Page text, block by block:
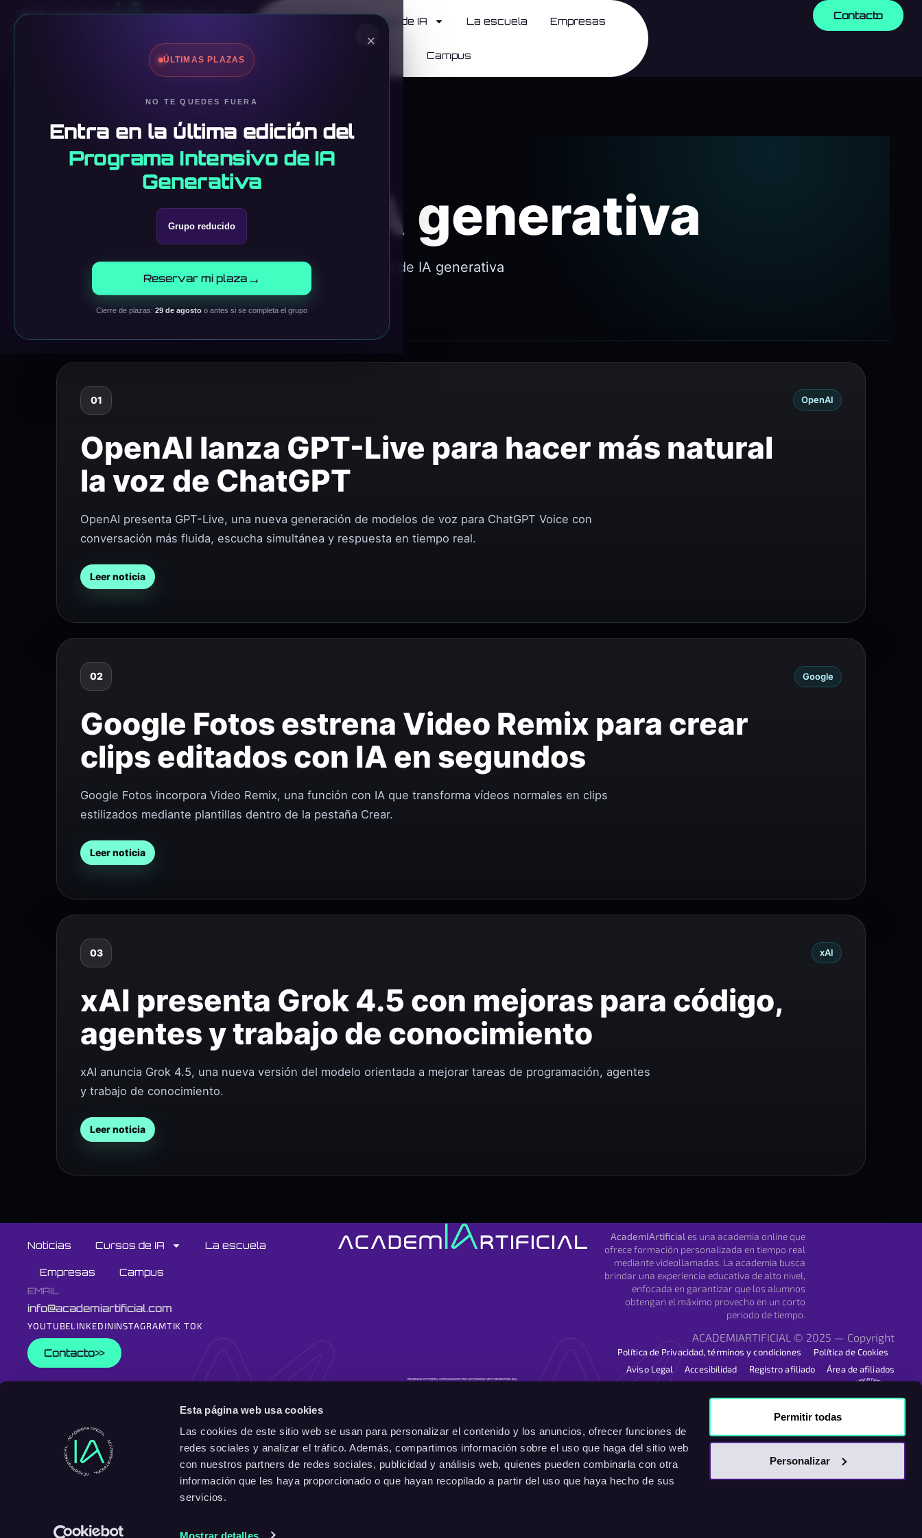
Esta página web usa cookies
Las cookies de este sitio web se usan para personalizar el contenido y los anuncios, ofrecer funciones de
redes sociales y analizar el tráfico. Además, compartimos información sobre el uso que haga del sitio web
con nuestros partners de redes sociales, publicidad y análisis web, quienes pueden combinarla con otra
información que les haya proporcionado o que hayan recopilado a partir del uso que haya hecho de sus
servicios.
Mostrar detalles
Permitir todas
Personalizar
×
ÚLTIMAS PLAZAS
NO TE QUEDES FUERA
Entra en la última edición del
Programa Intensivo de IA
Generativa
Grupo reducido
Reservar mi plaza→
Cierre de plazas: 29 de agosto o antes si se completa el grupo
Cursos de IA La escuela Empresas
Campus
Contacto
EDICIÓN DIARIA · 8 JULIO 2026
Actualidad IA generativa
Novedades sobre herramientas, modelos y funciones de IA generativa
seleccionadas por academIArtificial.
01 OpenAI
OpenAI lanza GPT-Live para hacer más natural
la voz de ChatGPT
OpenAI presenta GPT-Live, una nueva generación de modelos de voz para ChatGPT Voice con
conversación más fluida, escucha simultánea y respuesta en tiempo real.
Leer noticia
02 Google
Google Fotos estrena Video Remix para crear
clips editados con IA en segundos
Google Fotos incorpora Video Remix, una función con IA que transforma vídeos normales en clips
estilizados mediante plantillas dentro de la pestaña Crear.
Leer noticia
03 xAI
xAI presenta Grok 4.5 con mejoras para código,
agentes y trabajo de conocimiento
xAI anuncia Grok 4.5, una nueva versión del modelo orientada a mejorar tareas de programación, agentes
y trabajo de conocimiento.
Leer noticia
Noticias Cursos de IA La escuela
Empresas Campus
EMAIL
info@academiartificial.com
YOUTUBELINKEDININSTAGRAMTIK TOK
Contacto
AcademIArtificial es una academia online que
ofrece formación personalizada en tiempo real
mediante videollamadas. La academia busca
brindar una experiencia educativa de alto nivel,
enfocada en garantizar que los alumnos
obtengan el máximo provecho en un corto
periodo de tiempo.
ACADEMIARTIFICIAL © 2025 — Copyright
Política de Privacidad, términos y condiciones
Política de Cookies
Aviso Legal
Accesibilidad Registro afiliado Área de afiliados